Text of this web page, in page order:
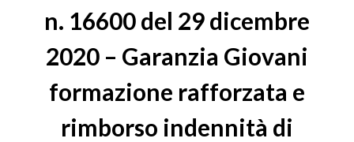
n. 16600 del 29 dicembre
2020 – Garanzia Giovani
formazione rafforzata e
rimborso indennità di